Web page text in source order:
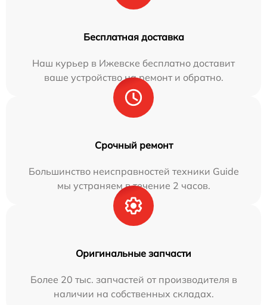
Бесплатная доставка
Наш курьер в Ижевске бесплатно доставит
ваше устройство на ремонт и обратно.
Срочный ремонт
Большинство неисправностей техники Guide
мы устраняем в течение 2 часов.
Оригинальные запчасти
Более 20 тыс. запчастей от производителя в
наличии на собственных складах.